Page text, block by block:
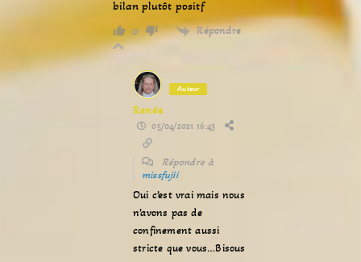
bilan plutôt positf
0 Répondre
Auteur
Renée
05/04/2021 16:43
Répondre à
missfujii
Oui c’est vrai mais nous
n’avons pas de
confinement aussi
stricte que vous…Bisous